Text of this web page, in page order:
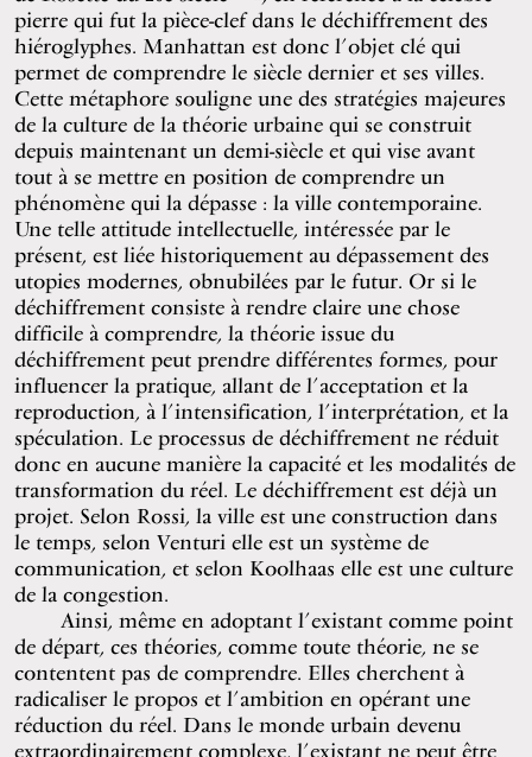
pierre qui fut la pièce-clef dans le déchiffrement des
hiéroglyphes. Manhattan est donc l’objet clé qui
permet de comprendre le siècle dernier et ses villes.
Cette métaphore souligne une des stratégies majeures
de la culture de la théorie urbaine qui se construit
depuis maintenant un demi-siècle et qui vise avant
tout à se mettre en position de comprendre un
phénomène qui la dépasse : la ville contemporaine.
Une telle attitude intellectuelle, intéressée par le
présent, est liée historiquement au dépassement des
utopies modernes, obnubilées par le futur. Or si le
déchiffrement consiste à rendre claire une chose
difficile à comprendre, la théorie issue du
déchiffrement peut prendre différentes formes, pour
influencer la pratique, allant de l’acceptation et la
reproduction, à l’intensification, l’interprétation, et la
spéculation. Le processus de déchiffrement ne réduit
donc en aucune manière la capacité et les modalités de
transformation du réel. Le déchiffrement est déjà un
projet. Selon Rossi, la ville est une construction dans
le temps, selon Venturi elle est un système de
communication, et selon Koolhaas elle est une culture
de la congestion.
Ainsi, même en adoptant l’existant comme point
de départ, ces théories, comme toute théorie, ne se
contentent pas de comprendre. Elles cherchent à
radicaliser le propos et l’ambition en opérant une
réduction du réel. Dans le monde urbain devenu
extraordinairement complexe, l’existant ne peut être